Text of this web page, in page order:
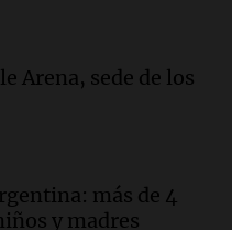
excedente de
de tormenta
Arena, sede de los
más de 4
y madres